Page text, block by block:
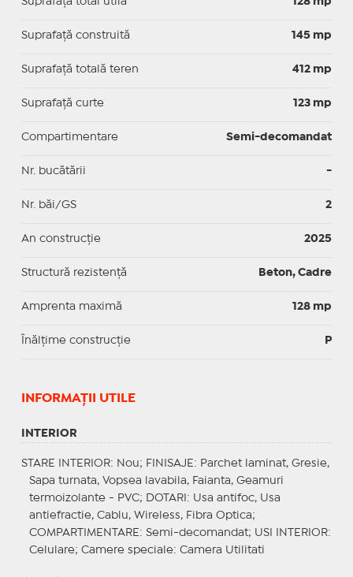
Suprafaţă construită 145 mp
Suprafață totală teren 412 mp
Suprafaţă curte 123 mp
Compartimentare Semi-decomandat
Nr. bucătării -
Nr. băi/GS 2
An construcție 2025
Structură rezistență Beton, Cadre
Amprenta maximă 128 mp
Înălțime construcție P
INFORMAŢII UTILE
INTERIOR
STARE INTERIOR: Nou; FINISAJE : Parchet laminat, Gresie,
Sapa turnata, Vopsea lavabila, Faianta, Geamuri
termoizolante - PVC;
DOTARI : Usa antifoc, Usa
antiefractie, Cablu, Wireless, Fibra Optica;
COMPARTIMENTARE : Semi-decomandat; USI INTERIOR:
Celulare; Camere speciale: Camera Utilitati